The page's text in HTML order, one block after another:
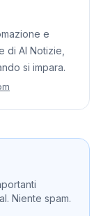
e
di AI Notizie,
si impara.
Niente spam.